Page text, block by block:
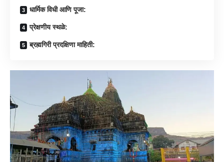
धार्मिक विधी आणि पूजा:
प्रेक्षणीय स्थळे:
ब्रह्मगिरी प्रदक्षिणा माहिती: